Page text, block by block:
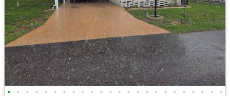
• • • • • • • • • • • • • • • • • • • • • • • •